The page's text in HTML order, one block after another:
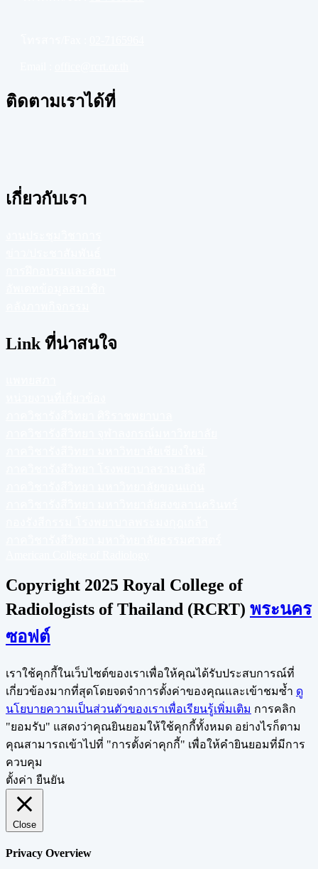
ติดตามเราได้ที่
เกี่ยวกับเรา
Link ที่น่าสนใจ
Copyright 2025 Royal College of
Radiologists of Thailand (RCRT) พระนคร
ซอฟต์
เราใช้คุกกี้ในเว็บไซต์ของเราเพื่อให้คุณได้รับประสบการณ์ที่
เกี่ยวข้องมากที่สุดโดยจดจำการตั้งค่าของคุณและเข้าชมซ้ำ ดู
นโยบายความเป็นส่วนตัวของเราเพื่อเรียนรู้เพิ่มเติม การคลิก
"ยอมรับ" แสดงว่าคุณยินยอมให้ใช้คุกกี้ทั้งหมด อย่างไรก็ตาม
คุณสามารถเข้าไปที่ "การตั้งค่าคุกกี้" เพื่อให้คำยินยอมที่มีการ
ควบคุม
ตั้งค่า ยืนยัน
Close
Privacy Overview